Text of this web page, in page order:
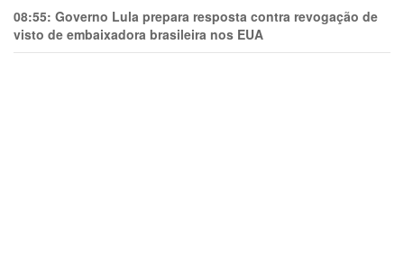
08:55: Governo Lula prepara resposta contra revogação de
visto de embaixadora brasileira nos EUA